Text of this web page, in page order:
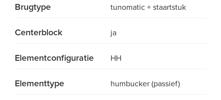
Brugtype tunomatic + staartstuk
Centerblock ja
Elementconfiguratie HH
Elementtype humbucker (passief)